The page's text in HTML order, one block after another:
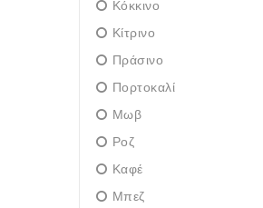
Κόκκινο
Κίτρινο
Πράσινο
Πορτοκαλί
Μωβ
Ροζ
Καφέ
Μπεζ